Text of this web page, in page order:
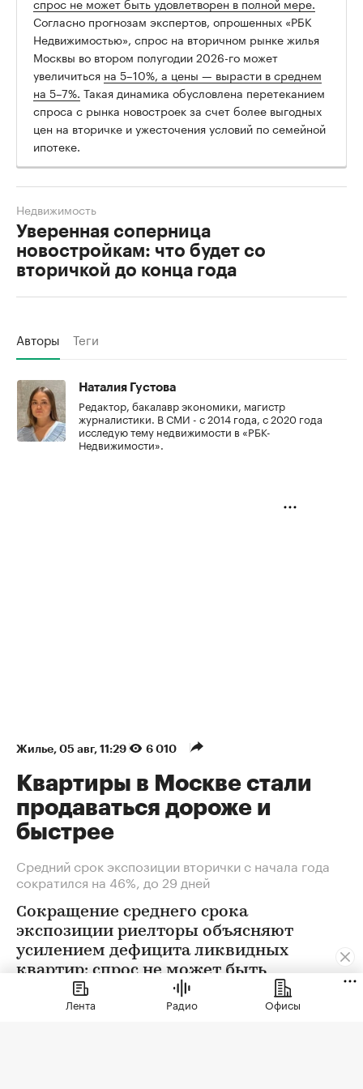
Согласно прогнозам экспертов, опрошенных «РБК
Недвижимостью», спрос на вторичном рынке жилья
Москвы во втором полугодии 2026-го может
увеличиться на 5–10%, а цены — вырасти в среднем
на 5–7%. Такая динамика обусловлена перетеканием
спроса с рынка новостроек за счет более выгодных
цен на вторичке и ужесточения условий по семейной
ипотеке.
Уверенная соперница
новостройкам: что будет со
вторичкой до конца года
Недвижимость
Авторы Теги
Наталия Густова
Редактор, бакалавр экономики, магистр
журналистики. В СМИ - с 2014 года, с 2020 года
исследую тему недвижимости в «РБК-
Недвижимости».
Жилье 05 авг, 11:29 6 010
Квартиры в Москве стали
продаваться дороже и
быстрее
Средний срок экспозиции вторички с начала года
сократился на 46%, до 29 дней
Сокращение среднего срока
экспозиции риелторы объясняют
усилением дефицита ликвидных
квартир: спрос не может быть
удовлетворен в полной мере
Лента
Радио Офисы